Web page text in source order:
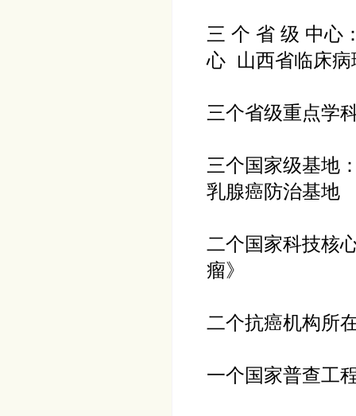
三 个 省 级 中心
心 山西省临床病
三个省级重点学
三个国家级基地
乳腺癌防治基地
二个国家科技核
瘤》
二个抗癌机构所
一个国家普查工